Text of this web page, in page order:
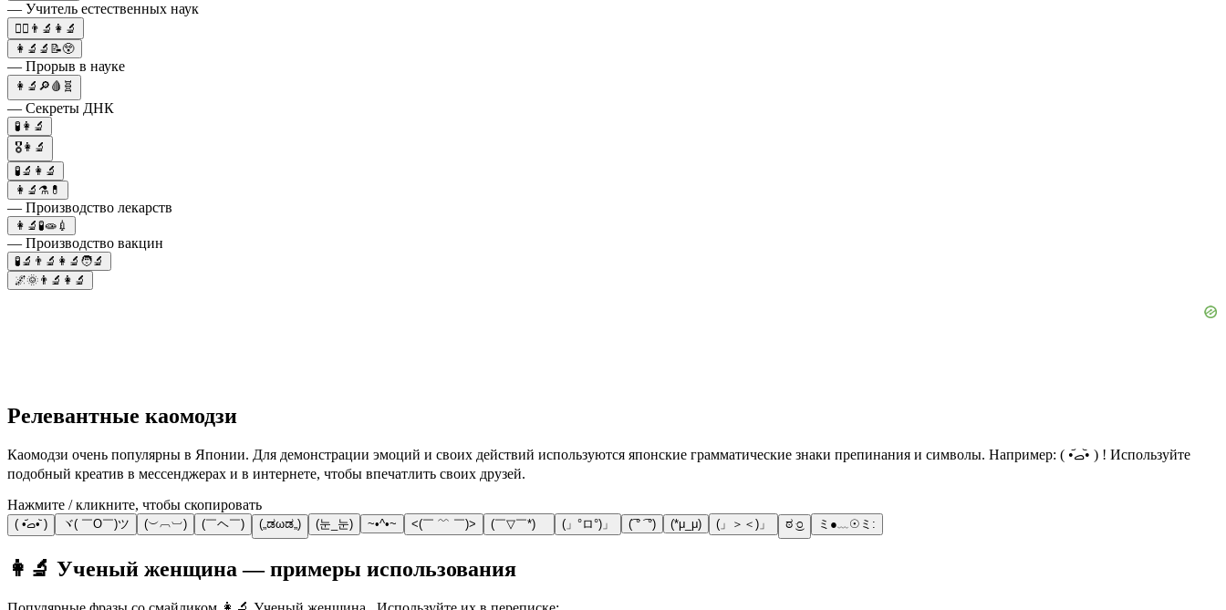
— Учитель естественных наук
🧑‍⚕️👨‍🔬👩‍🔬
👩‍🔬🔬📝😲
— Прорыв в науке
👩‍🔬🔎🩸🧬
— Секреты ДНК
🧪👩‍🔬
🎖️👩‍🔬
🧪🔬👩‍🔬
👩‍🔬⚗️💊
— Производство лекарств
👩‍🔬🧪🧫💉
— Производство вакцин
🧪🔬👨‍🔬👩‍🔬🧑‍🔬
🌌🌞👨‍🔬👩‍🔬
Релевантные каомодзи
Каомодзи очень популярны в Японии. Для демонстрации эмоций и своих действий используются японские грамматические знаки препинания и символы. Например: ( •᷄ࡇ•᷅ ) ! Используйте
подобный креатив в мессенджерах и в интернете, чтобы впечатлить своих друзей.
Нажмите / кликните, чтобы скопировать
( •᷄ࡇ•᷅ ) ヾ( ￣O￣)ツ (︶︹︺) (￣ヘ￣) („ಡωಡ„) (눈_눈) ~•^•~ <(￣ ﹌ ￣)> (￣▽￣*)ゞ (」°ロ°)」 (͡ ° ͡ °) (*μ_μ) (」＞＜)」 ಠ ּ͜೦ ミ●﹏☉ミ:
👩‍🔬 Ученый женщина — примеры использования